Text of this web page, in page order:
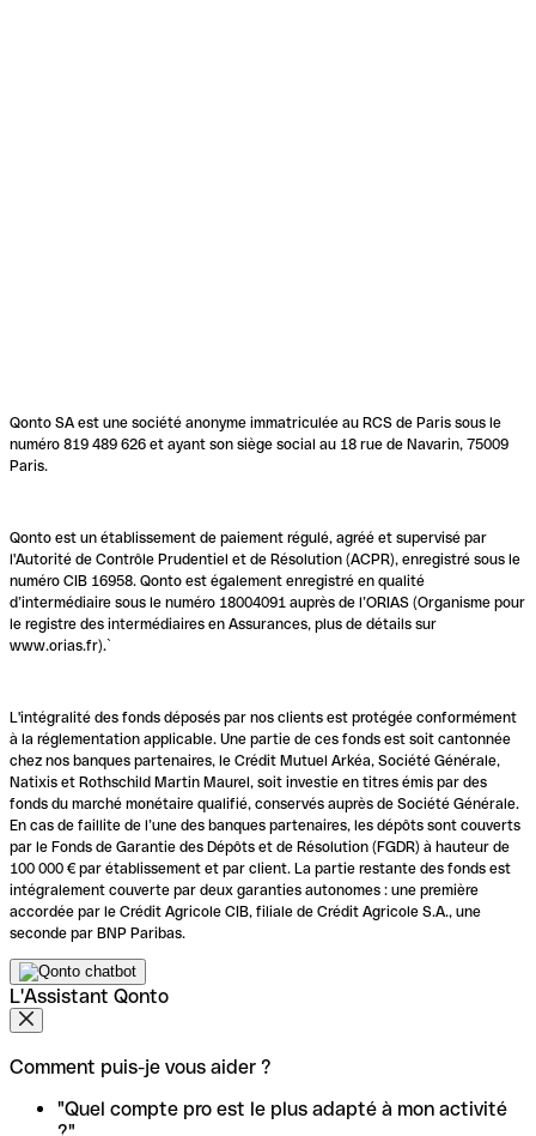
Qonto SA est une société anonyme immatriculée au RCS de Paris sous le
numéro 819 489 626 et ayant son siège social au 18 rue de Navarin, 75009
Paris.
Qonto est un établissement de paiement régulé, agréé et supervisé par
l'Autorité de Contrôle Prudentiel et de Résolution (ACPR), enregistré sous le
numéro CIB 16958. Qonto est également enregistré en qualité
d’intermédiaire sous le numéro 18004091 auprès de l’ORIAS (Organisme pour
le registre des intermédiaires en Assurances, plus de détails sur
www.orias.fr).`
L'intégralité des fonds déposés par nos clients est protégée conformément
à la réglementation applicable. Une partie de ces fonds est soit cantonnée
chez nos banques partenaires, le Crédit Mutuel Arkéa, Société Générale,
Natixis et Rothschild Martin Maurel, soit investie en titres émis par des
fonds du marché monétaire qualifié, conservés auprès de Société Générale.
En cas de faillite de l’une des banques partenaires, les dépôts sont couverts
par le Fonds de Garantie des Dépôts et de Résolution (FGDR) à hauteur de
100 000 € par établissement et par client. La partie restante des fonds est
intégralement couverte par deux garanties autonomes : une première
accordée par le Crédit Agricole CIB, filiale de Crédit Agricole S.A., une
seconde par BNP Paribas.
L'Assistant Qonto
Comment puis-je vous aider ?
"Quel compte pro est le plus adapté à mon activité